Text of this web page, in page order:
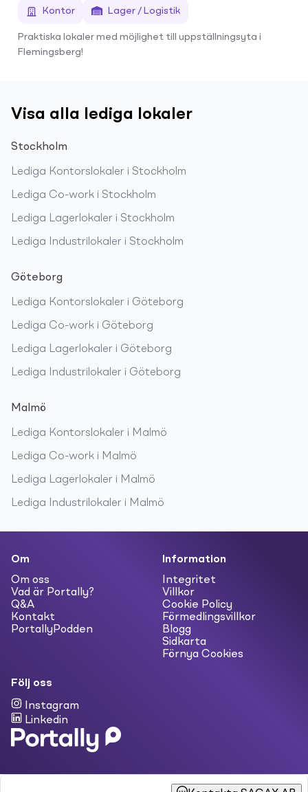
Kontor Lager / Logistik
Praktiska lokaler med möjlighet till uppställningsyta i
Flemingsberg!
Visa alla lediga lokaler
Stockholm
Lediga Kontorslokaler i Stockholm
Lediga Co-work i Stockholm
Lediga Lagerlokaler i Stockholm
Lediga Industrilokaler i Stockholm
Göteborg
Lediga Kontorslokaler i Göteborg
Lediga Co-work i Göteborg
Lediga Lagerlokaler i Göteborg
Lediga Industrilokaler i Göteborg
Malmö
Lediga Kontorslokaler i Malmö
Lediga Co-work i Malmö
Lediga Lagerlokaler i Malmö
Lediga Industrilokaler i Malmö
Om
Om oss
Vad är Portally?
Q&A
Kontakt
PortallyPodden
Information
Integritet
Villkor
Cookie Policy
Förmedlingsvillkor
Blogg
Sidkarta
Förnya Cookies
Följ oss
Instagram
Linkedin